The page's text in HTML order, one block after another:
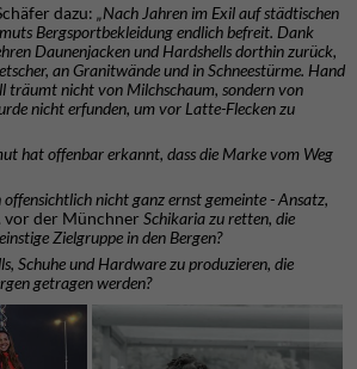
dazu: „Nach Jahren im Exil auf städtischen
Bergsportbekleidung endlich befreit. Dank
Daunenjacken und Hardshells dorthin zurück,
an Granitwände und in Schneestürme. Hand
träumt nicht von Milchschaum, sondern von
nicht erfunden, um vor Latte-Flecken zu
hat offenbar erkannt, dass die Marke vom Weg
nicht ganz ernst gemeinte - Ansatz,
vor der Münchner Schikaria zu retten, die
Zielgruppe in den Bergen?
Schuhe und Hardware zu produzieren, die
getragen werden?